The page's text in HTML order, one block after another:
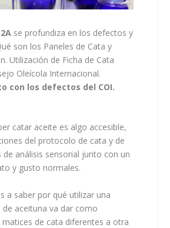
se profundiza en los defectos y
son los Paneles de Cata y
Utilización de Ficha de Cata
Oleícola Internacional.
con los defectos del COI.
catar aceite es algo accesible,
del protocolo de cata y de
análisis sensorial junto con un
y gusto normales.
a saber por qué utilizar una
aceituna va dar como
de cata diferentes a otra